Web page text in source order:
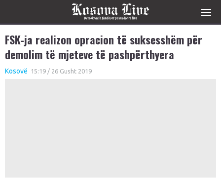
FSK-ja realizon opracion të suksesshëm për
demolim të mjeteve të pashpërthyera
Kosovë 15:19 / 26 Gusht 2019